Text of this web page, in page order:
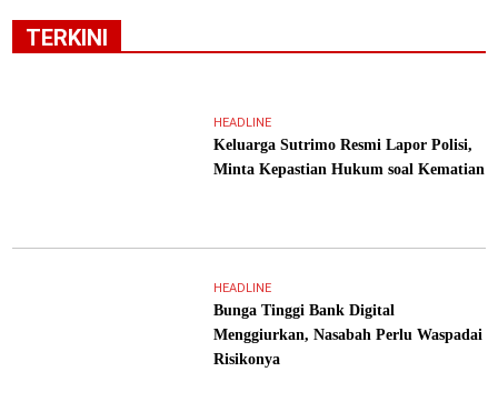
TERKINI
HEADLINE
Keluarga Sutrimo Resmi Lapor Polisi,
Minta Kepastian Hukum soal Kematian
HEADLINE
Bunga Tinggi Bank Digital
Menggiurkan, Nasabah Perlu Waspadai
Risikonya